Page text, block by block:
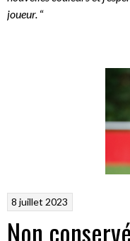
joueur. “
8 juillet 2023
Non